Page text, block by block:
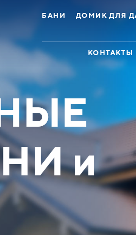
БАНИ ДОМИК ДЛЯ
КОНТАКТЫ
и
2эт 8х12 Брус
448100 ₽